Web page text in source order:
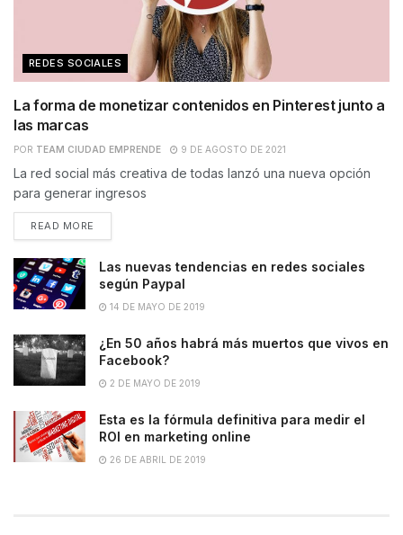
REDES SOCIALES
La forma de monetizar contenidos en Pinterest junto a
las marcas
POR TEAM CIUDAD EMPRENDE 9 DE AGOSTO DE 2021
La red social más creativa de todas lanzó una nueva opción
para generar ingresos
READ MORE
Las nuevas tendencias en redes sociales
según Paypal
14 DE MAYO DE 2019
¿En 50 años habrá más muertos que vivos en
Facebook?
2 DE MAYO DE 2019
Esta es la fórmula definitiva para medir el
ROI en marketing online
26 DE ABRIL DE 2019